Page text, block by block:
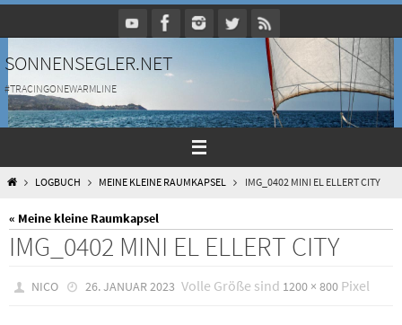
Inhalt
springen
SONNENSEGLER.NET
#TRACINGONEWARMLINE
HOMELOGBUCH MEINE KLEINE RAUMKAPSEL IMG_0402 MINI EL ELLERT CITY
« Meine kleine Raumkapsel
IMG_0402 MINI EL ELLERT CITY
NICO 26. JANUAR 2023 Volle Größe sind 1200 × 800Pixel